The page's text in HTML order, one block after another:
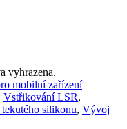
vyhrazena.
mobilní zařízení
Vstřikování LSR,
silikonu, Vývoj